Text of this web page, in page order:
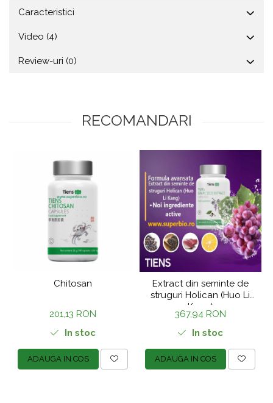
Caracteristici
Video (4)
Review-uri (0)
RECOMANDARI
Chitosan
201,13 RON
In stoc
ADAUGA IN COS
Extract din seminte de
struguri Holican (Huo Li
Kang)
367,94 RON
In stoc
ADAUGA IN COS